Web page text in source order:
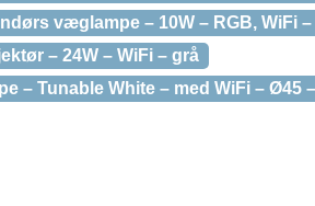
væglampe – 10W – RGB, WiFi
– 24W – WiFi – grå
– Tunable White – med WiFi – Ø45